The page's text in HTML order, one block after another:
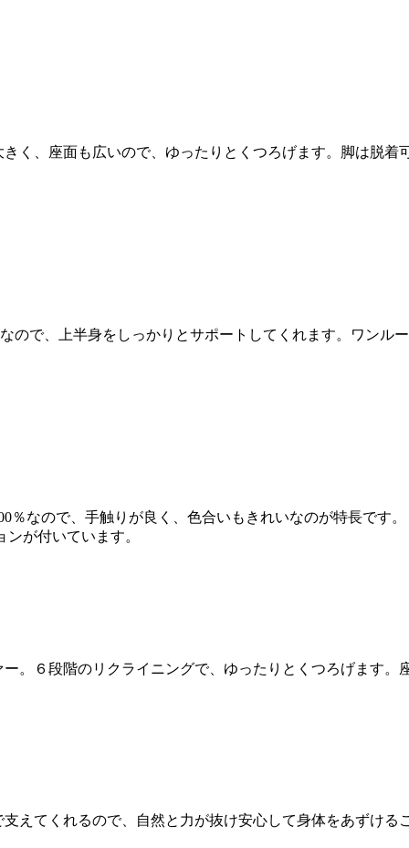
く、座面も広いので、ゆったりとくつろげます。脚は脱
ので、上半身をしっかりとサポートしてくれます。ワンル
％なので、手触りが良く、色合いもきれいなのが特長です
が付いています。
。６段階のリクライニングで、ゆったりとくつろげます
えてくれるので、自然と力が抜け安心して身体をあずけ